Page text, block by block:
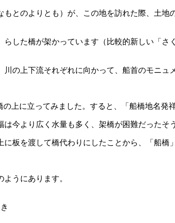
とのよりとも）が、この地を訪れた際、土
らした橋が架かっています（比較的新しい「
の上下流それぞれに向かって、船首のモニュ
上に立ってみました。すると、「船橋地名
今より広く水量も多く、架橋が困難だったそ
に板を渡して橋代わりにしたことから、「船
うにあります。